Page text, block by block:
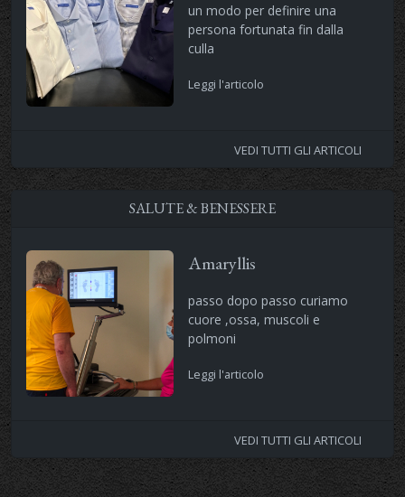
un modo per definire una
persona fortunata fin dalla
culla
Leggi l'articolo
VEDI TUTTI GLI ARTICOLI
SALUTE & BENESSERE
Amaryllis
passo dopo passo curiamo
cuore ,ossa, muscoli e
polmoni
Leggi l'articolo
VEDI TUTTI GLI ARTICOLI